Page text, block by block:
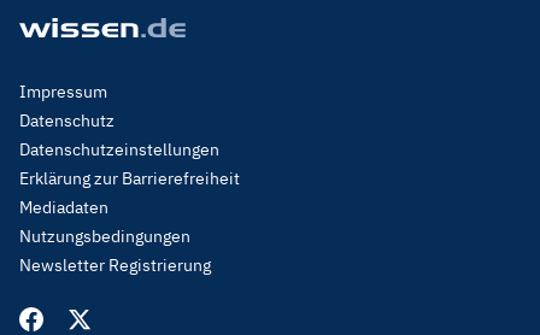
Footer
Menu
Legal
Impressum
Datenschutz
Datenschutzeinstellungen
Erklärung zur Barrierefreiheit
Mediadaten
Nutzungsbedingungen
Newsletter Registrierung